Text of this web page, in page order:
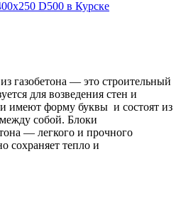
газобетона — это строительный
для возведения стен и
имеют форму буквы и состоят из
собой. Блоки
— легкого и прочного
сохраняет тепло и